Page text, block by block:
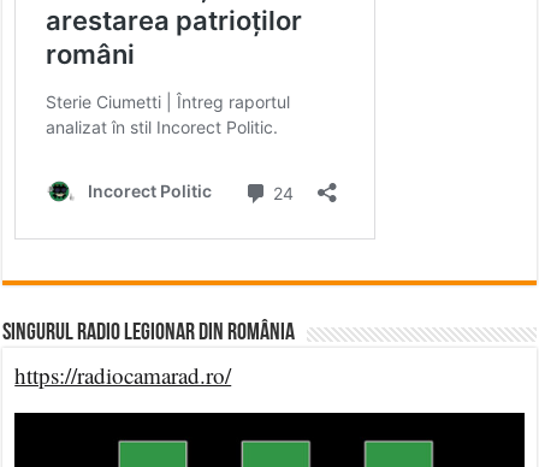
Singurul Radio Legionar din România
https://radiocamarad.ro/